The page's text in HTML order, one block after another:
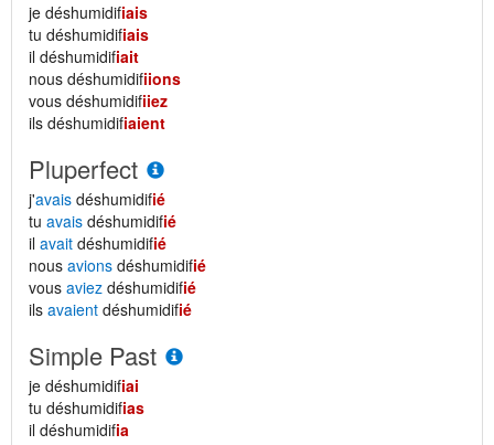
je déshumidifiais
tu déshumidifiais
il déshumidifiait
nous déshumidifiions
vous déshumidifiiez
ils déshumidifiaient
Pluperfect
j'avais déshumidifié
tu avais déshumidifié
il avait déshumidifié
nous avions déshumidifié
vous aviez déshumidifié
ils avaient déshumidifié
Simple Past
je déshumidifiai
tu déshumidifias
il déshumidifia